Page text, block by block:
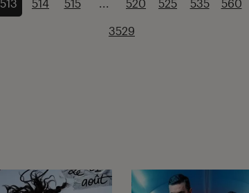
513 514 515 ... 520 525 535 560
3529